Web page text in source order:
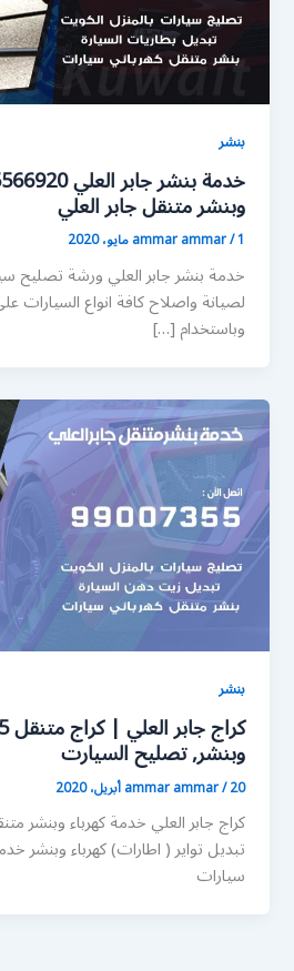
بنشر
وبنشر متنقل جابر العلي
ammar ammar/1 مايو، 2020
خدمة بنشر جابر العلي ورشة تصليح
لصيانة واصلاح كافة انواع السيارات
وباستخدام […]
بنشر
وبنشر, تصليح السيارت
ammar ammar/20 أبريل، 2020
كراج جابر العلي خدمة كهرباء وبنشر
تبديل تواير ( اطارات) كهرباء وبنشر
سيارات